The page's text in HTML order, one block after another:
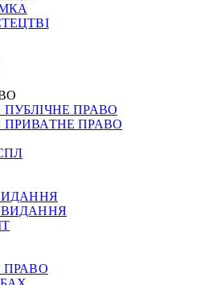
ПРАВО
ПРАВО
ВИДАННЯ
ПРАВО